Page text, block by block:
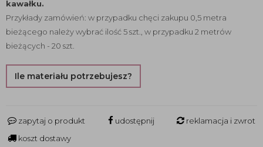
kawałku.
Przykłady zamówień: w przypadku chęci zakupu 0,5 metra
bieżącego należy wybrać ilość 5 szt., w przypadku 2 metrów
bieżących - 20 szt.
Ile materiału potrzebujesz?
zapytaj o produkt udostępnij
reklamacja i zwrot
koszt dostawy